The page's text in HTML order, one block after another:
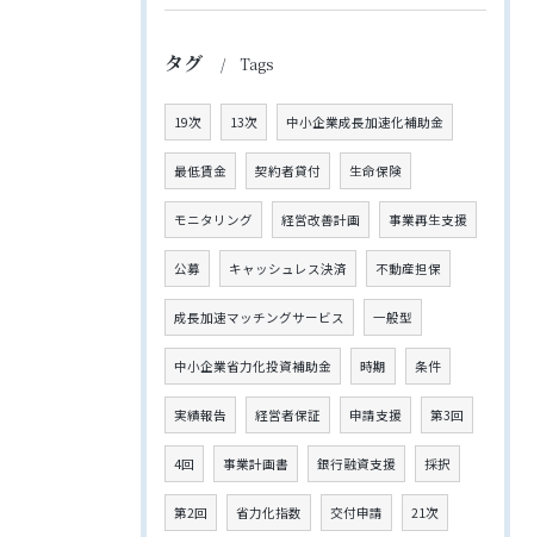
タグ Tags
19次 13次 中小企業成長加速化補助金
最低賃金 契約者貸付 生命保険
モニタリング 経営改善計画 事業再生支援
公募 キャッシュレス決済 不動産担保
成長加速マッチングサービス 一般型
中小企業省力化投資補助金 時期 条件
実績報告 経営者保証 申請支援 第3回
4回 事業計画書 銀行融資支援 採択
第2回 省力化指数 交付申請 21次